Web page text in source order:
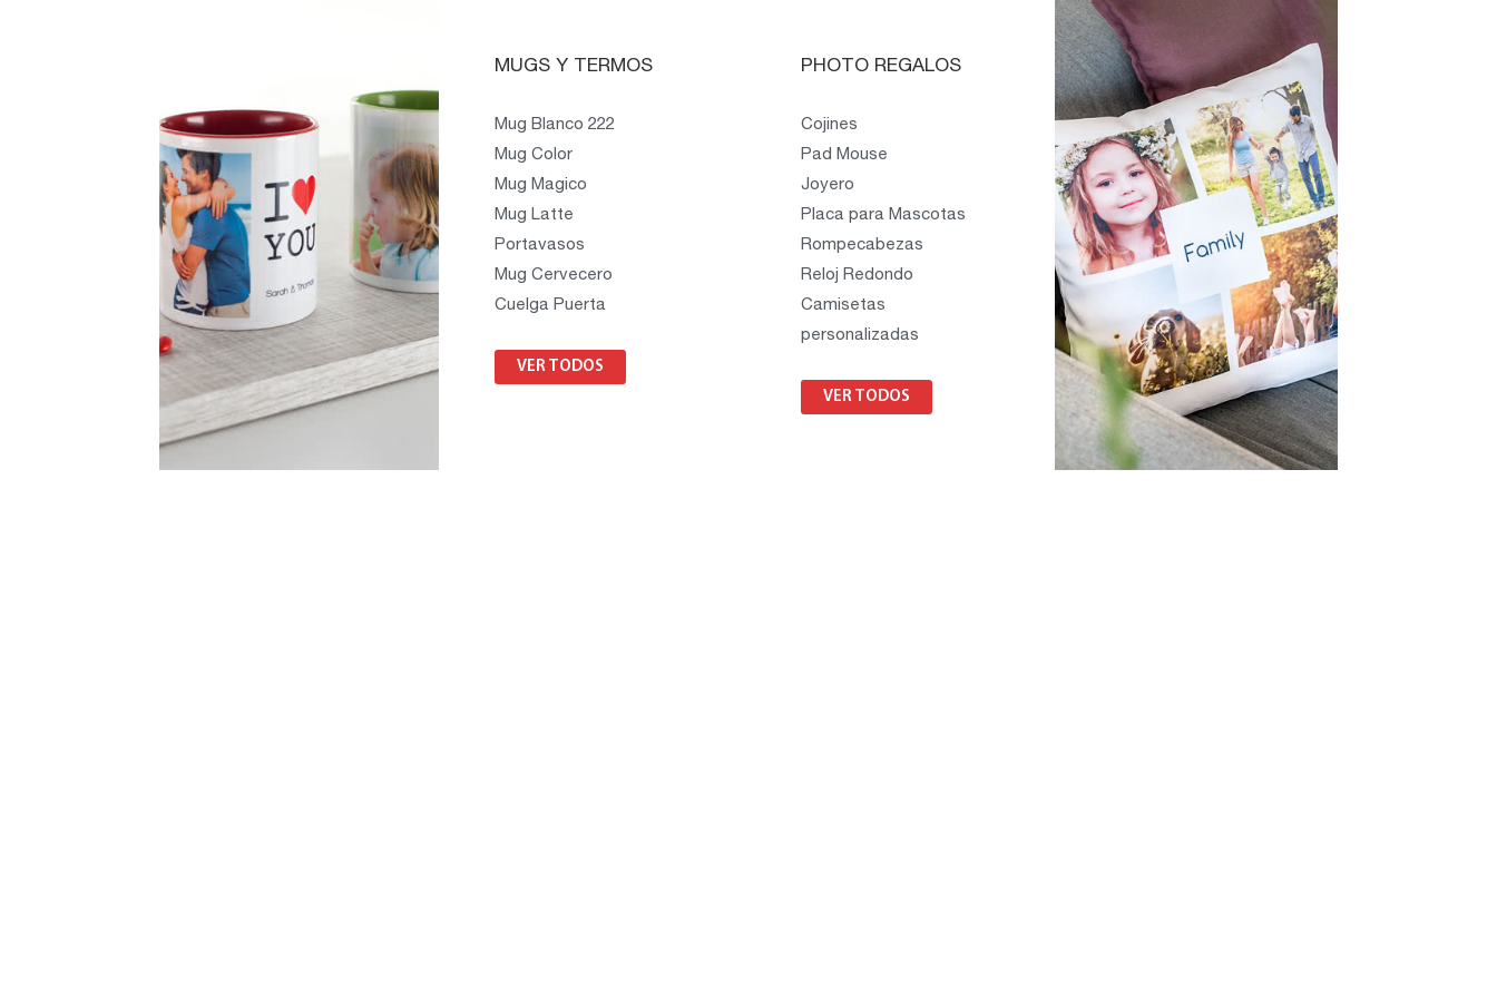
MUGS Y TERMOS
Mug Blanco 222
Mug Color
Mug Magico
Mug Latte
Portavasos
Mug Cervecero
Cuelga Puerta
VER TODOS
PHOTO REGALOS
Cojines
Pad Mouse
Joyero
Placa para Mascotas
Rompecabezas
Reloj Redondo
Camisetas
personalizadas
VER TODOS